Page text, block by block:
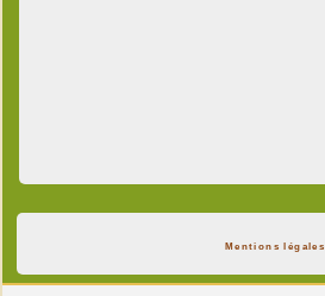
Mentions légales